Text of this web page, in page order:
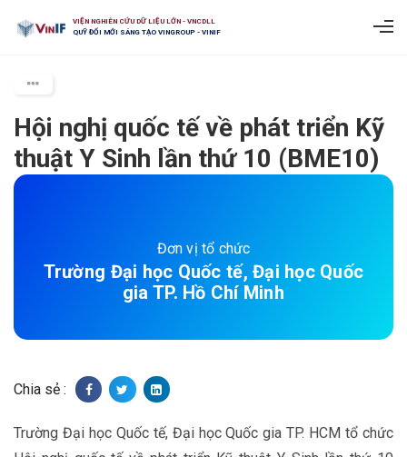
VIỆN NGHIÊN CỨU DỮ LIỆU LỚN - VNCDLL
QUỸ ĐỔI MỚI SÁNG TẠO VINGROUP - VINIF
Hội nghị quốc tế về phát triển Kỹ
thuật Y Sinh lần thứ 10 (BME10)
Đơn vị tổ chức
Trường Đại học Quốc tế, Đại học Quốc
gia TP. Hồ Chí Minh
Chia sẻ :
Trường Đại học Quốc tế, Đại học Quốc gia TP. HCM tổ chức